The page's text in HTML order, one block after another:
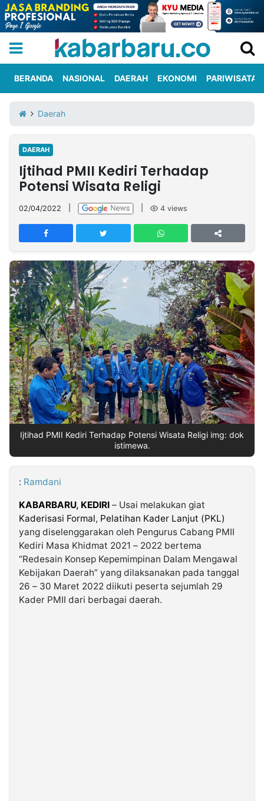
Iklan
Berita
Kami
Nasional
International
Olahraga
Entertainment
Daerah
Pariwisata
Kuliner
Kolom
Network
PT
TREETAN
MULTIMEDIA
INDONESIA
Partner
Insight
NTB
Suara
Time
Lens
IDN
Daily
Jogja
Jalan
Rakyat
Idealita
News
Kita
Notice
Dinamikapost.com
Radar
Baru
Seedbacklink
Follow
Kabarbaru
Kabarbaru.co
2026
BERANDA NASIONAL DAERAH EKONOMI PARIWISATA
Daerah
DAERAH
Ijtihad PMII Kediri Terhadap
Potensi Wisata Religi
02/04/2022 4 views
Ijtihad PMII Kediri Terhadap Potensi Wisata Religi img: dok
istimewa.
: Ramdani
KABARBARU, KEDIRI – Usai melakukan giat
Kaderisasi Formal, Pelatihan Kader Lanjut (PKL)
yang diselenggarakan oleh Pengurus Cabang PMII
Kediri Masa Khidmat 2021 – 2022 bertema
“Redesain Konsep Kepemimpinan Dalam Mengawal
Kebijakan Daerah” yang dilaksanakan pada tanggal
26 – 30 Maret 2022 diikuti peserta sejumlah 29
Kader PMII dari berbagai daerah.